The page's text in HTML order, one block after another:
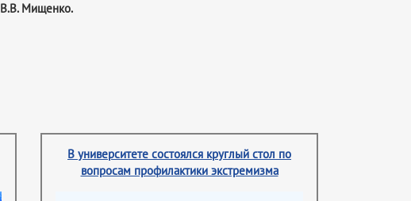
В.В. Мищенко.
В университете состоялся круглый стол по
вопросам профилактики экстремизма